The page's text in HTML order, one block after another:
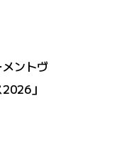
ントヴ
」